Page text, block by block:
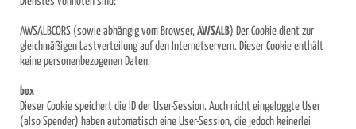
AWSALBCORS (sowie abhängig vom Browser, AWSALB) Der Cookie dient zur
gleichmäßigen Lastverteilung auf den Internetservern. Dieser Cookie enthält
keine personenbezogenen Daten.
box
Dieser Cookie speichert die ID der User-Session. Auch nicht eingeloggte User
(also Spender) haben automatisch eine User-Session, die jedoch keinerlei